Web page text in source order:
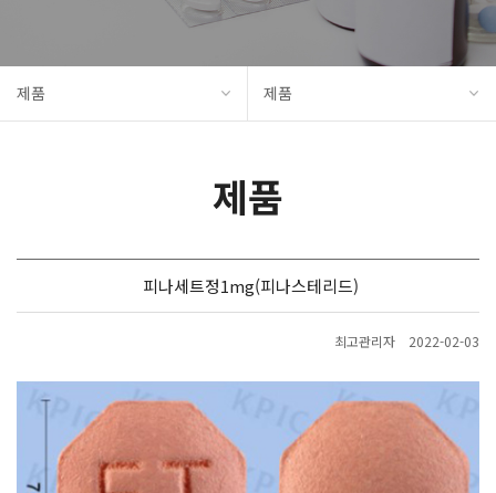
제품 제품
제품
피나세트정1mg(피나스테리드)
최고관리자 2022-02-03